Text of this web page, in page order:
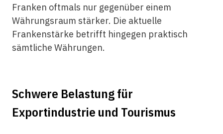
Franken oftmals nur gegenüber einem
Währungsraum stärker. Die aktuelle
Frankenstärke betrifft hingegen praktisch
sämtliche Währungen.
Schwere Belastung für
Exportindustrie und Tourismus